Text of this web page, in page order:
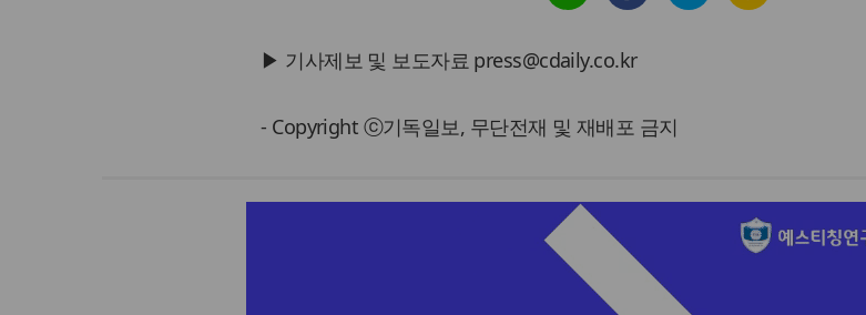
▶ 기사제보 및 보도자료 press@cdaily.co.kr
- Copyright ⓒ기독일보, 무단전재 및 재배포 금지